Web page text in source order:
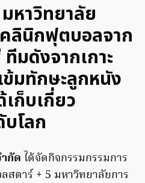
หาวิทยาลัย
ลินิกฟุตบอลจาก
มดังจากเกาะ
มทักษะลูกหนัง
เก็บเกี่ยว
โลก
กัด ได้จัดกิจกรรมกรรมการ
สตาร์ + 5 มหาวิทยาลัยการ